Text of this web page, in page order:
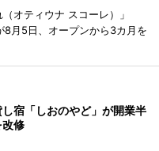
オティウナ スコーレ）」
8月5日、オープンから3カ月を
宿「しおのやど」が開業半
修